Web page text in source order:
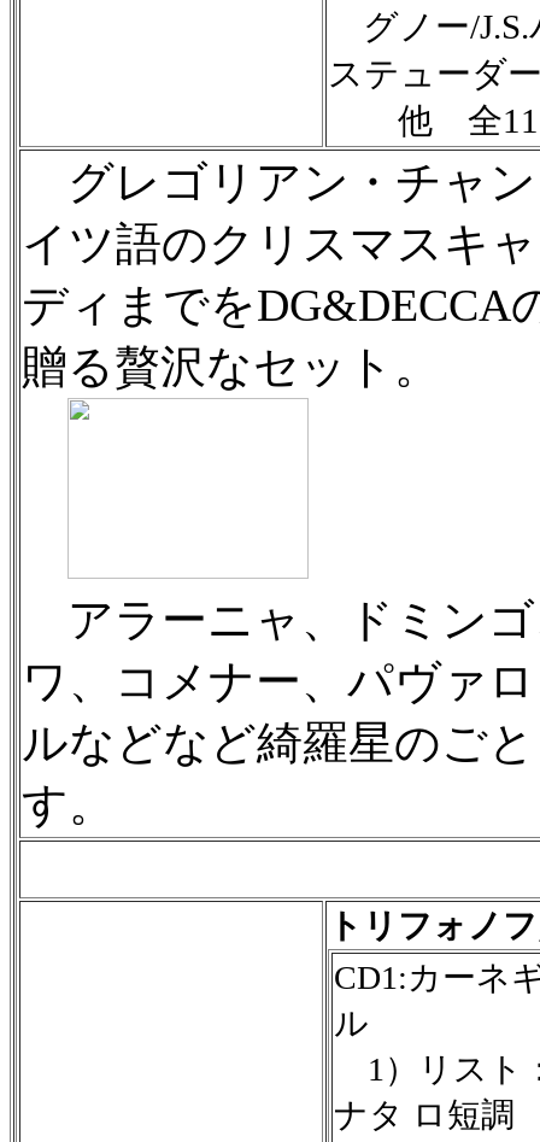
グノー/J.S.
ステューダ
他 全111
グレゴリアン・チャ
イツ語のクリスマスキ
ディまでをDG&DECCA
贈る贅沢なセット。
アラーニャ、ドミン
ワ、コメナー、パヴァ
ルなどなど綺羅星のご
す。
トリフォノ
CD1:カーネ
ル
1）リスト
ナタ ロ短調